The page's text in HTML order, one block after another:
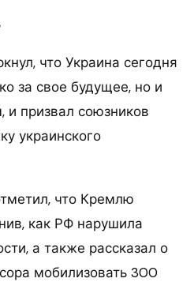
что Украина сегодня
за свое будущее, но и
и призвал союзников
украинского
что Кремлю
как РФ нарушила
а также рассказал о
мобилизовать 300